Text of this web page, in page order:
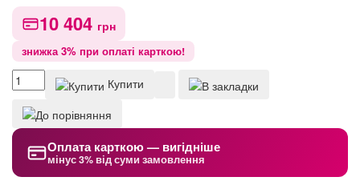
10 404 грн
знижка 3% при оплаті карткою!
Купити
Оплата карткою — вигідніше
мінус 3% від суми замовлення